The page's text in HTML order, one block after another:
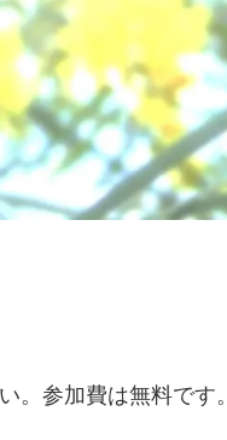
。参加費は無料です。